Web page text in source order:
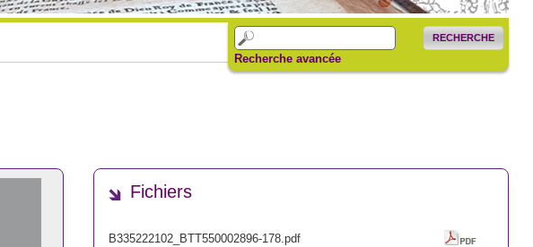
RECHERCHE
Recherche avancée
Fichiers
B335222102_BTT550002896-178.pdf